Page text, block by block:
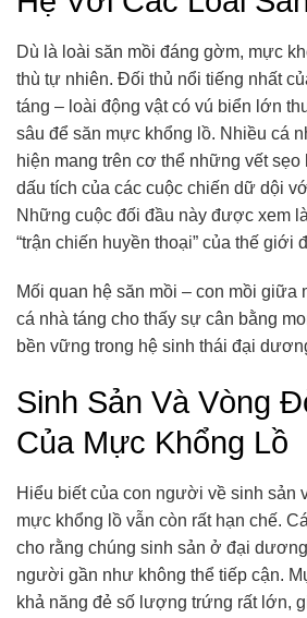
Dù là loài săn mồi đáng gờm, mực
thù tự nhiên. Đối thủ nổi tiếng nhất
táng – loài động vật có vú biển lớn
sâu để săn mực khổng lồ. Nhiều cá
hiện mang trên cơ thể những vết
dấu tích của các cuộc chiến dữ dội
Những cuộc đối đầu này được xem
“trận chiến huyền thoại” của thế giới
Mối quan hệ săn mồi – con mồi giữa
cá nhà táng cho thấy sự cân bằng
bền vững trong hệ sinh thái đại
Sinh Sản Và Vòng
Của Mực Khổng Lồ
Hiểu biết của con người về sinh sản
mực khổng lồ vẫn còn rất hạn chế.
cho rằng chúng sinh sản ở đại
người gần như không thể tiếp cận.
khả năng đẻ số lượng trứng rất lớn,